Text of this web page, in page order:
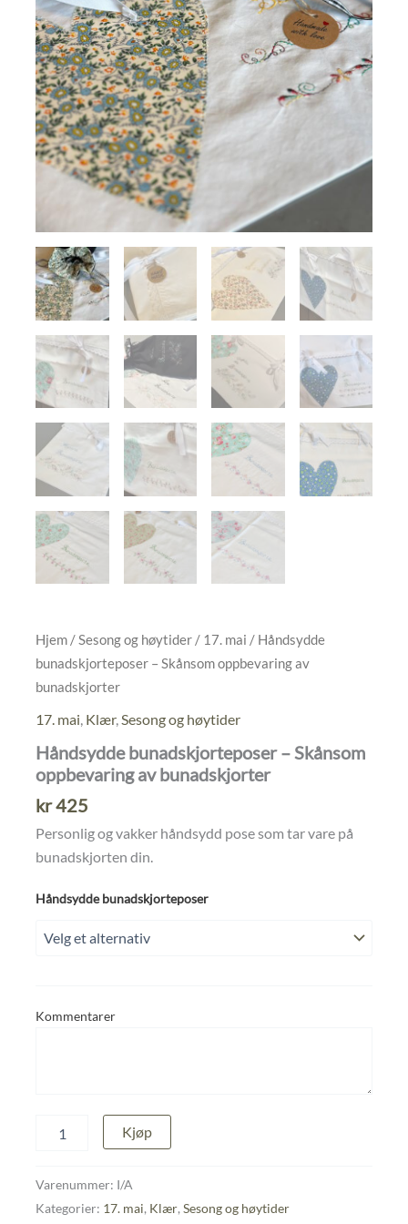
Hjem /Sesong og høytider / 17. mai / Håndsydde
bunadskjorteposer – Skånsom oppbevaring av
bunadskjorter
17. mai, Klær,Sesong og høytider
Håndsydde bunadskjorteposer – Skånsom
oppbevaring av bunadskjorter
kr425
Personlig og vakker håndsydd pose som tar vare på
bunadskjorten din.
Håndsydde bunadskjorteposer
Kommentarer
bunadskjorteposer
Skånsom
av
Kjøp
Varenummer: I/A
Kategorier: 17. mai, Klær, Sesong og høytider